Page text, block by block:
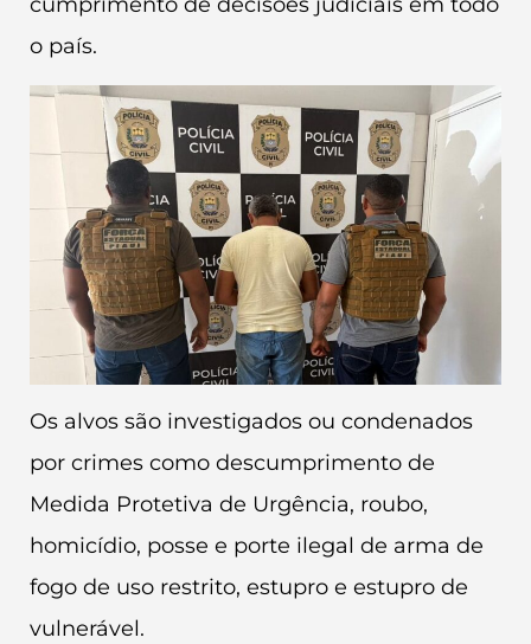
o país.
Os alvos são investigados ou condenados
por crimes como descumprimento de
Medida Protetiva de Urgência, roubo,
homicídio, posse e porte ilegal de arma de
fogo de uso restrito, estupro e estupro de
vulnerável.